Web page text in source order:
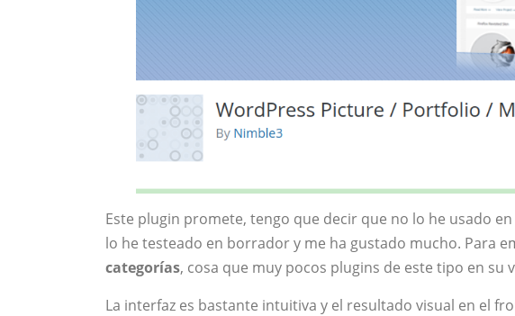
Este plugin promete, tengo que decir que no lo he usado
lo he testeado en borrador y me ha gustado mucho. Para
categorías, cosa que muy pocos plugins de este tipo en
La interfaz es bastante intuitiva y el resultado visual en el